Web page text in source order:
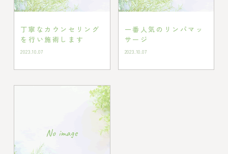
丁寧なカウンセリング
を行い施術します
2023.10.07
一番人気のリンパマッ
サージ
2023.10.07